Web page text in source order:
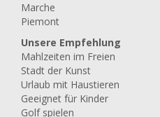
Marche
Piemont
Unsere Empfehlung
Mahlzeiten im Freien
Stadt der Kunst
Urlaub mit Haustieren
Geeignet für Kinder
Golf spielen